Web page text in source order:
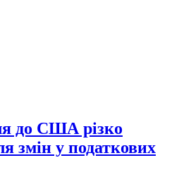
до США різко
змін у податкових